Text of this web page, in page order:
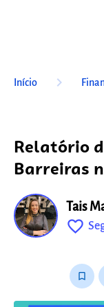
Início keyboard_arrow_right
Relatório
Barreiras
Tais
favorite_outline
bookmark_border